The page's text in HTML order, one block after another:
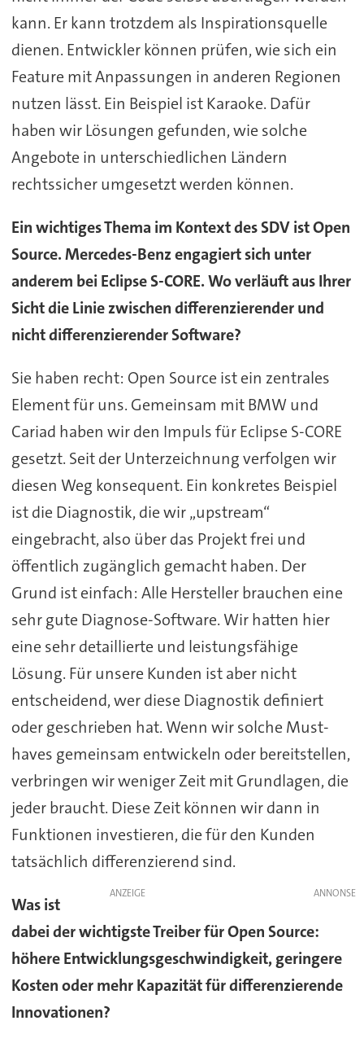
kann. Er kann trotzdem als Inspirationsquelle
dienen. Entwickler können prüfen, wie sich ein
Feature mit Anpassungen in anderen Regionen
nutzen lässt. Ein Beispiel ist Karaoke. Dafür
haben wir Lösungen gefunden, wie solche
Angebote in unterschiedlichen Ländern
rechtssicher umgesetzt werden können.
Ein wichtiges Thema im Kontext des SDV ist Open
Source. Mercedes-Benz engagiert sich unter
anderem bei Eclipse S-CORE. Wo verläuft aus Ihrer
Sicht die Linie zwischen differenzierender und
nicht differenzierender Software?
Sie haben recht: Open Source ist ein zentrales
Element für uns. Gemeinsam mit BMW und
Cariad haben wir den Impuls für Eclipse S-CORE
gesetzt. Seit der Unterzeichnung verfolgen wir
diesen Weg konsequent. Ein konkretes Beispiel
ist die Diagnostik, die wir „upstream“
eingebracht, also über das Projekt frei und
öffentlich zugänglich gemacht haben. Der
Grund ist einfach: Alle Hersteller brauchen eine
sehr gute Diagnose-Software. Wir hatten hier
eine sehr detaillierte und leistungsfähige
Lösung. Für unsere Kunden ist aber nicht
entscheidend, wer diese Diagnostik definiert
oder geschrieben hat. Wenn wir solche Must-
haves gemeinsam entwickeln oder bereitstellen,
verbringen wir weniger Zeit mit Grundlagen, die
jeder braucht. Diese Zeit können wir dann in
Funktionen investieren, die für den Kunden
tatsächlich differenzierend sind.
ANZEIGE
Was ist
dabei der wichtigste Treiber für Open Source:
höhere Entwicklungsgeschwindigkeit, geringere
Kosten oder mehr Kapazität für differenzierende
Innovationen?